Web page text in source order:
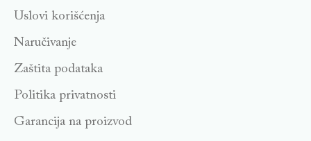
Uslovi korišćenja
Naručivanje
Zaštita podataka
Politika privatnosti
Garancija na proizvod